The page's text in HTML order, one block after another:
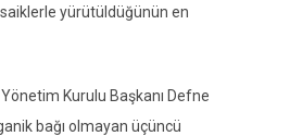
yürütüldüğünün en
Kurulu Başkanı Defne
bağı olmayan üçüncü